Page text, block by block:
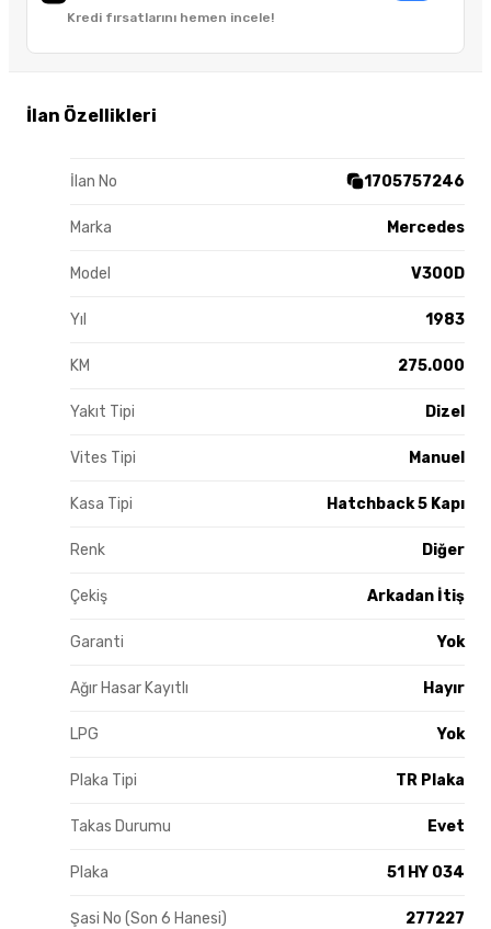
Kredi fırsatlarını hemen incele!
İlan Özellikleri
İlan No 1705757246
Marka Mercedes
Model V300D
Yıl 1983
KM 275.000
Yakıt Tipi Dizel
Vites Tipi Manuel
Kasa Tipi Hatchback 5 Kapı
Renk Diğer
Çekiş Arkadan İtiş
Garanti Yok
Ağır Hasar Kayıtlı Hayır
LPG Yok
Plaka Tipi TR Plaka
Takas Durumu Evet
Plaka 51 HY 034
Şasi No (Son 6 Hanesi) 277227